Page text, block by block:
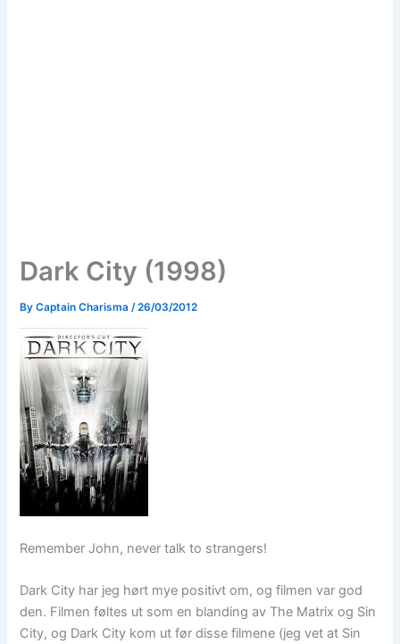
Dark City (1998)
ByCaptain Charisma /26/03/2012
Remember John, never talk to strangers!
Dark City har jeg hørt mye positivt om, og filmen var god
den. Filmen føltes ut som en blanding av The Matrix og Sin
City, og Dark City kom ut før disse filmene (jeg vet at Sin